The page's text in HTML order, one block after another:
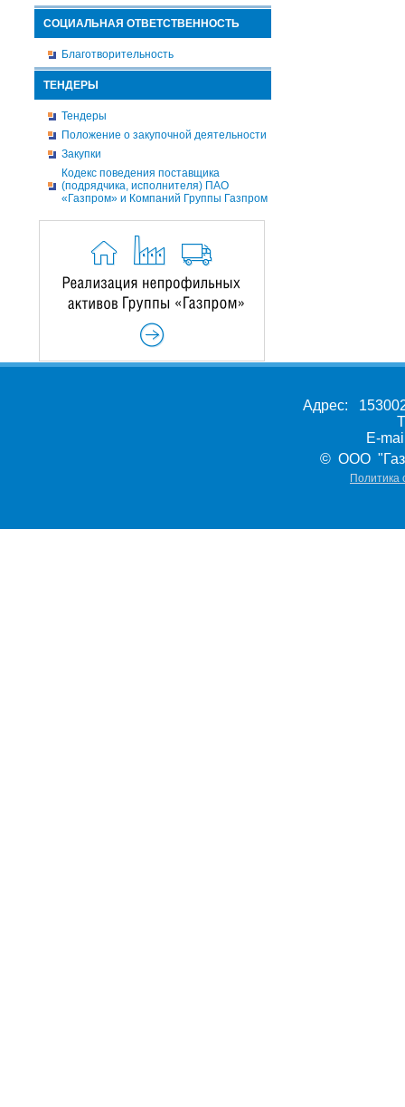
СОЦИАЛЬНАЯ ОТВЕТСТВЕННОСТЬ
Благотворительность
ТЕНДЕРЫ
Тендеры
Положение о закупочной деятельности
Закупки
Кодекс поведения поставщика
(подрядчика, исполнителя) ПАО
«Газпром» и Компаний Группы Газпром
Адрес:
E-
© ООО
Политика